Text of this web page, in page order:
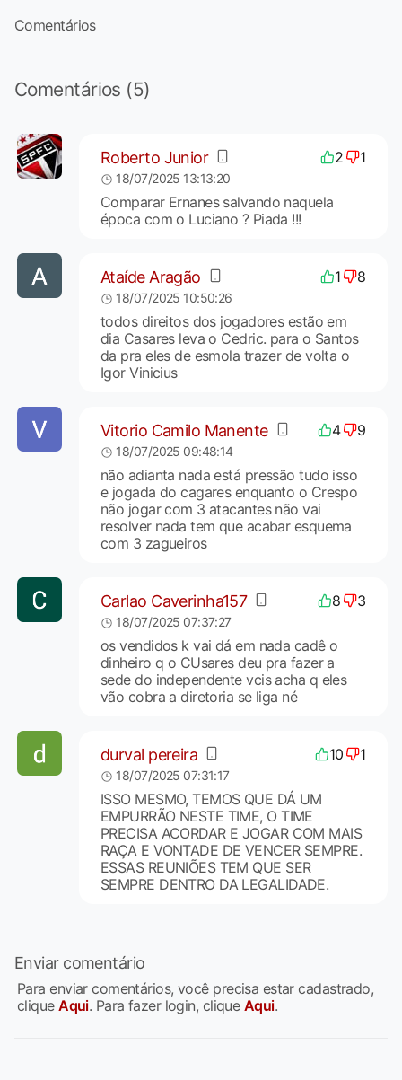
Comentários
Comentários (5)
Roberto Junior 2 1
18/07/2025 13:13:20
Comparar Ernanes salvando naquela
época com o Luciano ? Piada !!!
Ataíde Aragão 1 8
18/07/2025 10:50:26
todos direitos dos jogadores estão em
dia Casares leva o Cedric. para o Santos
da pra eles de esmola trazer de volta o
Igor Vinicius
Vitorio Camilo Manente 4 9
18/07/2025 09:48:14
não adianta nada está pressão tudo isso
e jogada do cagares enquanto o Crespo
não jogar com 3 atacantes não vai
resolver nada tem que acabar esquema
com 3 zagueiros
Carlao Caverinha157 8 3
18/07/2025 07:37:27
os vendidos k vai dá em nada cadê o
dinheiro q o CUsares deu pra fazer a
sede do independente vcis acha q eles
vão cobra a diretoria se liga né
durval pereira 10 1
18/07/2025 07:31:17
ISSO MESMO, TEMOS QUE DÁ UM
EMPURRÃO NESTE TIME, O TIME
PRECISA ACORDAR E JOGAR COM MAIS
RAÇA E VONTADE DE VENCER SEMPRE.
ESSAS REUNIÕES TEM QUE SER
SEMPRE DENTRO DA LEGALIDADE.
Enviar comentário
Para enviar comentários, você precisa estar cadastrado,
cliqueAqui. Para fazer login, clique Aqui.